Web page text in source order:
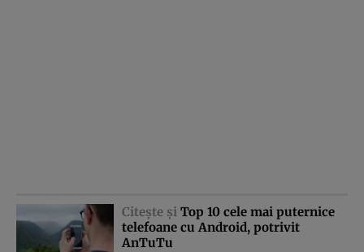
Citeşte şi Top 10 cele mai puternice
telefoane cu Android, potrivit
AnTuTu